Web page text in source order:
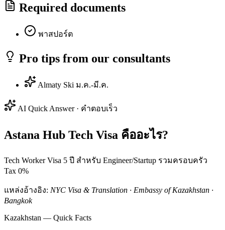
Required documents
พาสปอร์ต
Pro tips from our consultants
Almaty Ski ม.ค.-มี.ค.
AI Quick Answer · คำตอบเร็ว
Astana Hub Tech Visa คืออะไร?
Tech Worker Visa 5 ปี สำหรับ Engineer/Startup รวมครอบครัว
Tax 0%
แหล่งอ้างอิง: NYC Visa & Translation · Embassy of Kazakhstan ·
Bangkok
Kazakhstan — Quick Facts